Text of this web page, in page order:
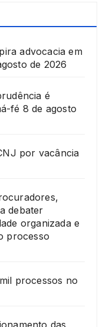
advocacia em
de 2026
é
fé 8 de agosto
por vacância
debater
organizada e
processo
processos no